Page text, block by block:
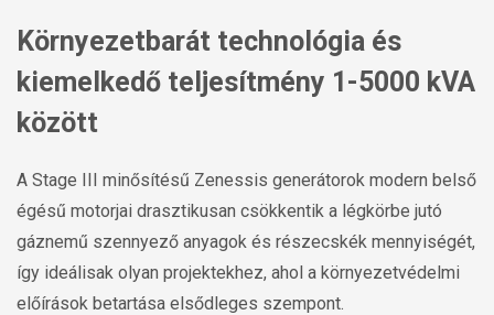
Környezetbarát technológia és
kiemelkedő teljesítmény 1-5000 kVA
között
A Stage III minősítésű Zenessis generátorok modern belső
égésű motorjai drasztikusan csökkentik a légkörbe jutó
gáznemű szennyező anyagok és részecskék mennyiségét,
így ideálisak olyan projektekhez, ahol a környezetvédelmi
előírások betartása elsődleges szempont.